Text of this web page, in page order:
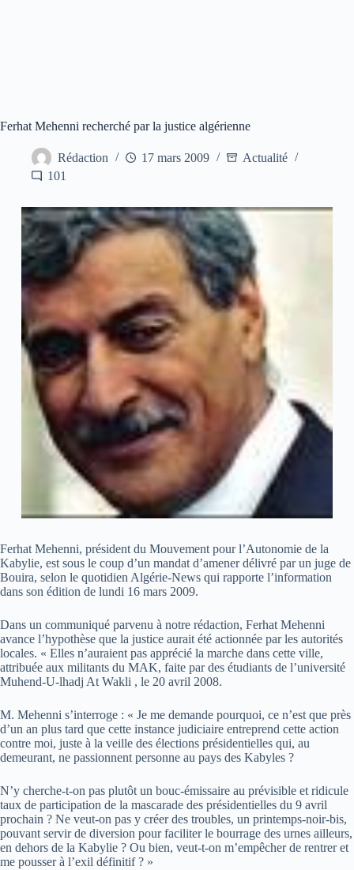
Ferhat Mehenni recherché par la justice algérienne
Rédaction 17 mars 2009
Actualité
101
Ferhat Mehenni, président du Mouvement pour l’Autonomie de la
Kabylie, est sous le coup d’un mandat d’amener délivré par un juge de
Bouira, selon le quotidien Algérie-News qui rapporte l’information
dans son édition de lundi 16 mars 2009.
Dans un communiqué parvenu à notre rédaction, Ferhat Mehenni
avance l’hypothèse que la justice aurait été actionnée par les autorités
locales. « Elles n’auraient pas apprécié la marche dans cette ville,
attribuée aux militants du MAK, faite par des étudiants de l’université
Muhend-U-lhadj At Wakli , le 20 avril 2008.
M. Mehenni s’interroge : « Je me demande pourquoi, ce n’est que près
d’un an plus tard que cette instance judiciaire entreprend cette action
contre moi, juste à la veille des élections présidentielles qui, au
demeurant, ne passionnent personne au pays des Kabyles ?
N’y cherche-t-on pas plutôt un bouc-émissaire au prévisible et ridicule
taux de participation de la mascarade des présidentielles du 9 avril
prochain ? Ne veut-on pas y créer des troubles, un printemps-noir-bis,
pouvant servir de diversion pour faciliter le bourrage des urnes ailleurs,
en dehors de la Kabylie ? Ou bien, veut-t-on m’empêcher de rentrer et
me pousser à l’exil définitif ? »